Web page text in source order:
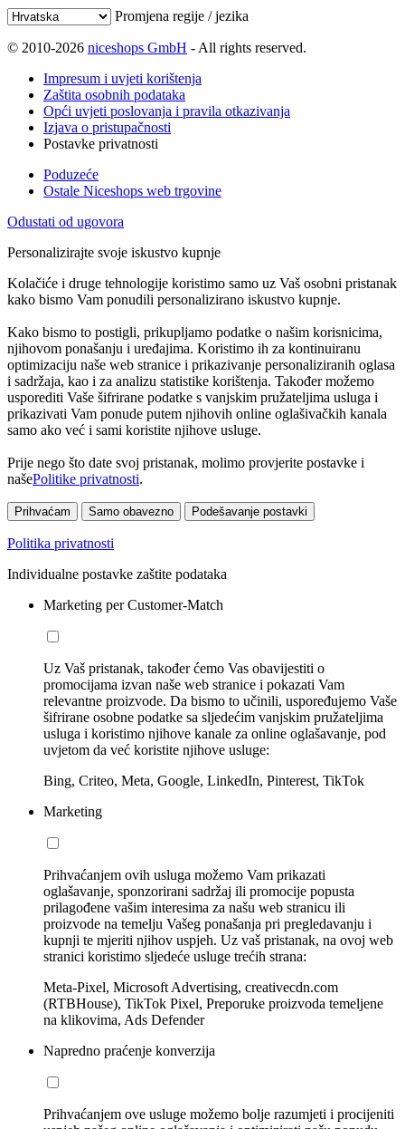
Promjena regije / jezika
© 2010-2026 niceshops GmbH - All rights reserved.
Impresum i uvjeti korištenja
Zaštita osobnih podataka
Opći uvjeti poslovanja i pravila otkazivanja
Izjava o pristupačnosti
Postavke privatnosti
Poduzeće
Ostale Niceshops web trgovine
Odustati od ugovora
Personalizirajte svoje iskustvo kupnje
Kolačiće i druge tehnologije koristimo samo uz Vaš osobni pristanak
kako bismo Vam ponudili personalizirano iskustvo kupnje.
Kako bismo to postigli, prikupljamo podatke o našim korisnicima,
njihovom ponašanju i uređajima. Koristimo ih za kontinuiranu
optimizaciju naše web stranice i prikazivanje personaliziranih oglasa
i sadržaja, kao i za analizu statistike korištenja. Također možemo
usporediti Vaše šifrirane podatke s vanjskim pružateljima usluga i
prikazivati Vam ponude putem njihovih online oglašivačkih kanala
samo ako već i sami koristite njihove usluge.
Prije nego što date svoj pristanak, molimo provjerite postavke i
našePolitike privatnosti.
Prihvaćam Samo obavezno Podešavanje postavki
Politika privatnosti
Individualne postavke zaštite podataka
Marketing per Customer-Match
Uz Vaš pristanak, također ćemo Vas obavijestiti o
promocijama izvan naše web stranice i pokazati Vam
relevantne proizvode. Da bismo to učinili, uspoređujemo Vaše
šifrirane osobne podatke sa sljedećim vanjskim pružateljima
usluga i koristimo njihove kanale za online oglašavanje, pod
uvjetom da već koristite njihove usluge:
Bing, Criteo, Meta, Google, LinkedIn, Pinterest, TikTok
Marketing
Prihvaćanjem ovih usluga možemo Vam prikazati
oglašavanje, sponzorirani sadržaj ili promocije popusta
prilagođene vašim interesima za našu web stranicu ili
proizvode na temelju Vašeg ponašanja pri pregledavanju i
kupnji te mjeriti njihov uspjeh. Uz vaš pristanak, na ovoj web
stranici koristimo sljedeće usluge trećih strana:
Meta-Pixel, Microsoft Advertising, creativecdn.com
(RTBHouse), TikTok Pixel, Preporuke proizvoda temeljene
na klikovima, Ads Defender
Napredno praćenje konverzija
Prihvaćanjem ove usluge možemo bolje razumjeti i procijeniti